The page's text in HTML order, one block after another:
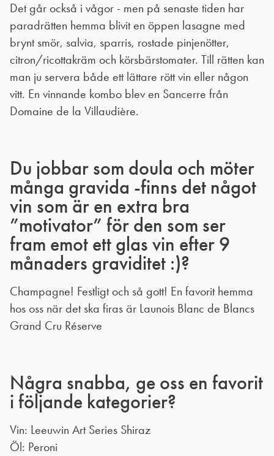
Det går också i vågor - men på senaste tiden har
paradrätten hemma blivit en öppen lasagne med
brynt smör, salvia, sparris, rostade pinjenötter,
citron/ricottakräm och körsbärstomater. Till rätten kan
man ju servera både ett lättare rött vin eller någon
vitt. En vinnande kombo blev en Sancerre från
Domaine de la Villaudière.
Du jobbar som doula och möter
många gravida -finns det något
vin som är en extra bra
”motivator” för den som ser
fram emot ett glas vin efter 9
månaders graviditet :)?
Champagne! Festligt och så gott! En favorit hemma
hos oss när det ska firas är Launois Blanc de Blancs
Grand Cru Réserve
Några snabba, ge oss en favorit
i följande kategorier?
Vin: Leeuwin Art Series Shiraz
Öl: Peroni